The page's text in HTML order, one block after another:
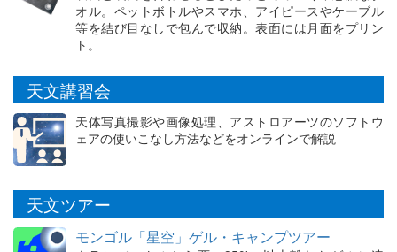
オル。ペットボトルやスマホ、アイピースやケーブル
等を結び目なしで包んで収納。表面には月面をプリン
ト。
天文講習会
天体写真撮影や画像処理、アストロアーツのソフトウ
ェアの使いこなし方法などをオンラインで解説
天文ツアー
モンゴル「星空」ゲル・キャンプツアー